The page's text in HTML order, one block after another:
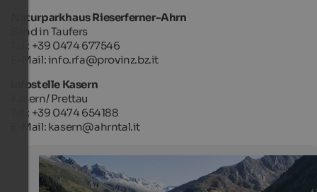
Kasern bei Prettau
Kasern mit der Heilig-Geist-Kirche bildet den
Naturparkhaus Rieserferner-Ahrn
Sand in Taufers
Tel.: +39 0474 677546
E-Mail: info.rfa@provinz.bz.it
Infostelle Kasern
Kasern/ Prettau
Tel.: +39 0474 654188
E-Mail: kasern@ahrntal.it